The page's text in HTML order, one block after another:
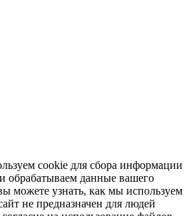
cookie для сбора информации
обрабатываем данные вашего
можете узнать, как мы используем
не предназначен для людей